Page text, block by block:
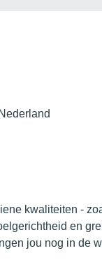
kwaliteiten -
en
jou nog in de